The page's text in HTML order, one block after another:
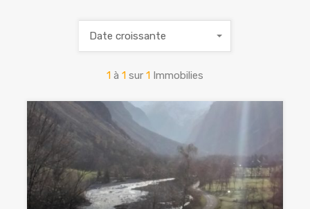
1 à 1 sur 1 Immobilies
Date croissante